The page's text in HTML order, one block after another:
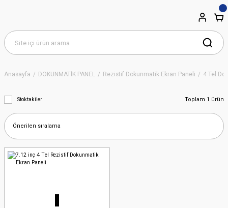
Anasayfa DOKUNMATİK PANEL Rezistif Dokunmatik Ekran Paneli 4 Tel
Stoktakiler Toplam 1 ürün